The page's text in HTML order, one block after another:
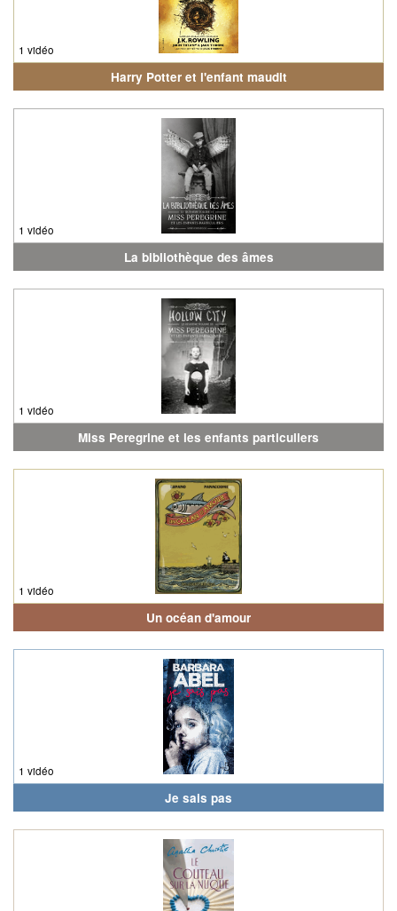
1 vidéo
Harry Potter et l'enfant maudit
1 vidéo
La bibliothèque des âmes
1 vidéo
Miss Peregrine et les enfants particuliers
1 vidéo
Un océan d'amour
1 vidéo
Je sais pas